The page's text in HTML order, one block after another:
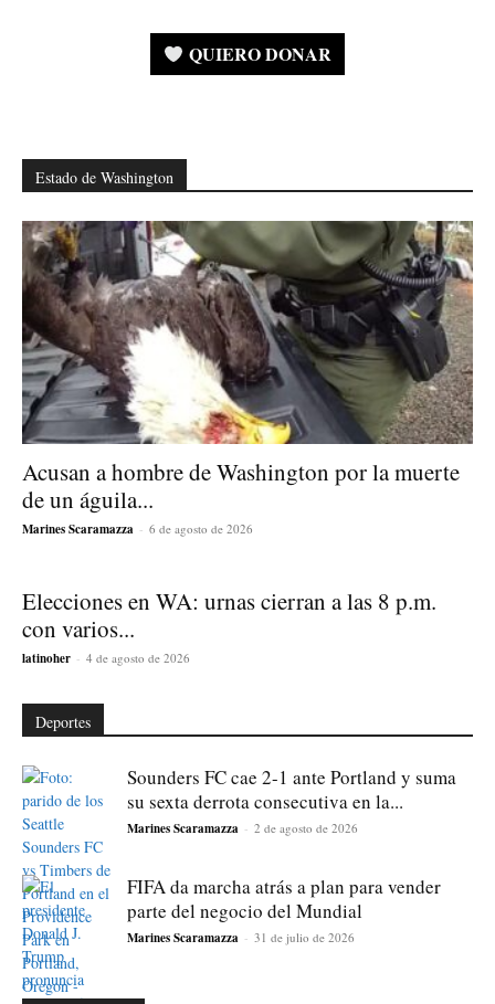
QUIERO DONAR
Estado de Washington
Acusan a hombre de Washington por la muerte
de un águila...
Marines Scaramazza - 6 de agosto de 2026
Elecciones en WA: urnas cierran a las 8 p.m.
con varios...
latinoher - 4 de agosto de 2026
Deportes
Sounders FC cae 2-1 ante Portland y suma
su sexta derrota consecutiva en la...
Marines Scaramazza - 2 de agosto de 2026
FIFA da marcha atrás a plan para vender
parte del negocio del Mundial
Marines Scaramazza - 31 de julio de 2026